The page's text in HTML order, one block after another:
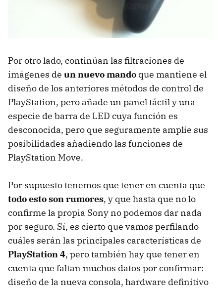
Por otro lado, continúan las filtraciones de
imágenes de un nuevo mando que mantiene el
diseño de los anteriores métodos de control de
PlayStation, pero añade un panel táctil y una
especie de barra de LED cuya función es
desconocida, pero que seguramente amplie sus
posibilidades añadiendo las funciones de
PlayStation Move.
Por supuesto tenemos que tener en cuenta que
todo esto son rumores, y que hasta que no lo
confirme la propia Sony no podemos dar nada
por seguro. Sí, es cierto que vamos perfilando
cuáles serán las principales características de
PlayStation 4, pero también hay que tener en
cuenta que faltan muchos datos por confirmar:
diseño de la nueva consola, hardware definitivo